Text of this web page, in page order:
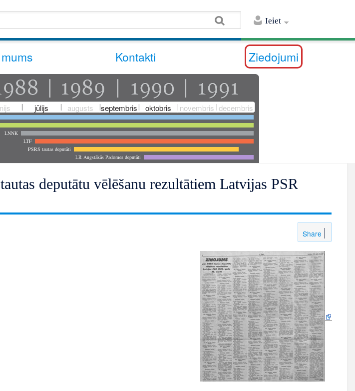
Ieiet
Kontakti Ziedojumi
jūlijs augusts septembris oktobris novembris decembris
LNNK
LTF
PSRS tautas deputāti
LR Augstākās Padomes deputāti
deputātu vēlēšanu rezultātiem Latvijas PSR
Share